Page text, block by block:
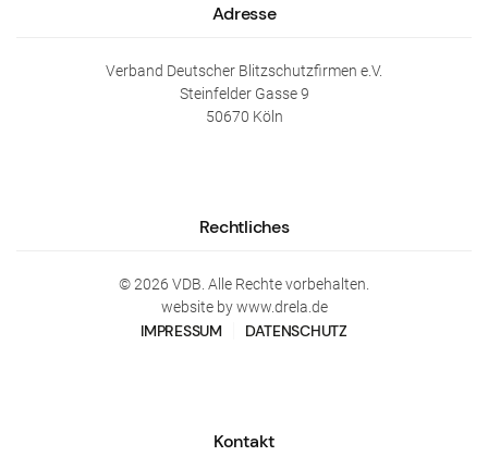
Adresse
Verband Deutscher Blitzschutzfirmen e.V.
Steinfelder Gasse 9
50670 Köln
Rechtliches
©2026 VDB. Alle Rechte vorbehalten.
website by www.drela.de
IMPRESSUM DATENSCHUTZ
Kontakt